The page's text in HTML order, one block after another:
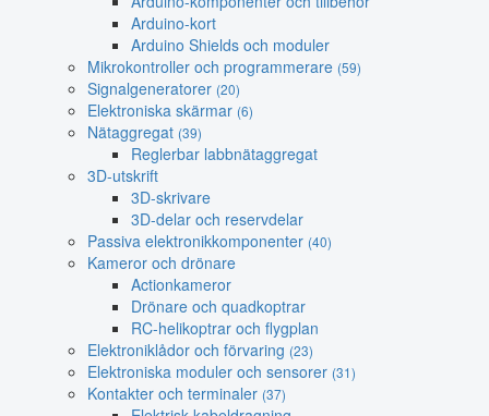
Arduino-kort
Arduino Shields och moduler
Mikrokontroller och programmerare (59)
Signalgeneratorer (20)
Elektroniska skärmar (6)
Nätaggregat (39)
Reglerbar labbnätaggregat
3D-utskrift
3D-skrivare
3D-delar och reservdelar
Passiva elektronikkomponenter (40)
Kameror och drönare
Actionkameror
Drönare och quadkoptrar
RC-helikoptrar och flygplan
Elektroniklådor och förvaring (23)
Elektroniska moduler och sensorer (31)
Kontakter och terminaler (37)